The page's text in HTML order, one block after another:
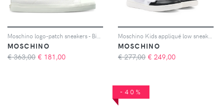
MOSCHINO
€ 363,00 € 181,00
MOSCHINO
€ 277,00 € 249,00
-40%